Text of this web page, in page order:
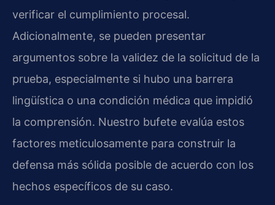
verificar el cumplimiento procesal.
Adicionalmente, se pueden presentar
argumentos sobre la validez de la solicitud de la
prueba, especialmente si hubo una barrera
lingüística o una condición médica que impidió
la comprensión. Nuestro bufete evalúa estos
factores meticulosamente para construir la
defensa más sólida posible de acuerdo con los
hechos específicos de su caso.